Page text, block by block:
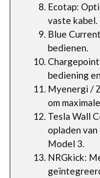
Ecotap:
vaste kabel.
Blue
bedienen.
bediening
Myenergi /
om
Tesla Wall
opladen
Model 3.
NRGkick: